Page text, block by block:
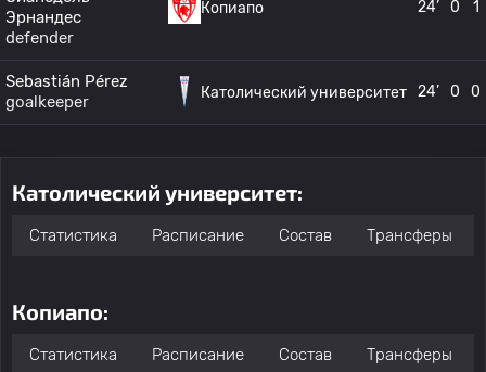
Эрнандес
defender
Копиапо 24’ 0 1
Sebastián Pérez
goalkeeper
Католический университет 24’ 0 0
Католический университет:
Статистика Расписание Состав Трансферы
Копиапо:
Статистика Расписание Состав Трансферы